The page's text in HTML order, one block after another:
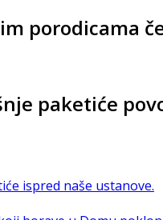
porodicama
paketiće
ispred naše ustanove.